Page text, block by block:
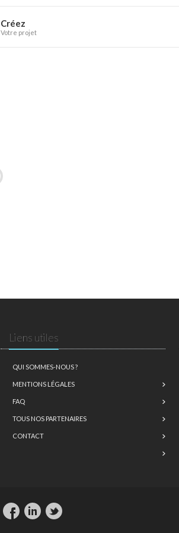
Créez
Votre projet
Liens utiles
QUI SOMMES-NOUS ?
MENTIONS LÉGALES
FAQ
TOUS NOS PARTENAIRES
CONTACT